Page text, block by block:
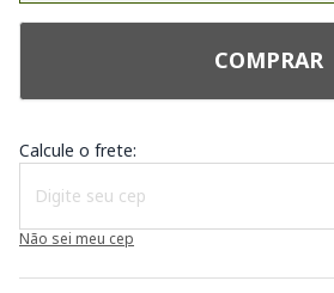
COMPRAR
Calcule o frete:
Não sei meu cep